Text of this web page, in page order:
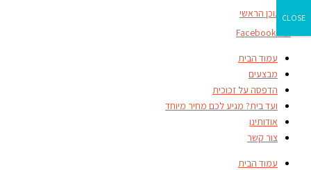
דילוג לתוכן הראשי
Facebook-f
עמוד הבית
מבצעים
הדפסה על זכוכית
ועד בית? מגיע לכם מחיר מיוחד
אודותינו
צור קשר
עמוד הבית
CLOSE